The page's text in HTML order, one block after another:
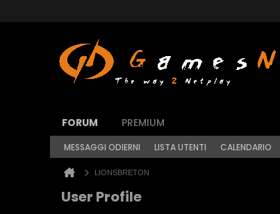
FORUM PREMIUM
MESSAGGI ODIERNI LISTA UTENTI CALENDARIO
LIONSBRETON
User Profile